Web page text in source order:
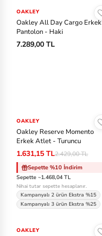
OAKLEY
Oakley All Day Cargo Erkek
Pantolon - Haki
7.289,00 TL
-%33
OAKLEY
Oakley Reserve Momento
Erkek Atlet - Turuncu
1.631,15 TL2.429,00 TL
Sepette %10 İndirim
Sepette ~1.468,04 TL
Nihai tutar sepette hesaplanır.
Kampanyalı 2 ürün Ekstra %15
Kampanyalı 3 ürün Ekstra %25
-%33
OAKLEY